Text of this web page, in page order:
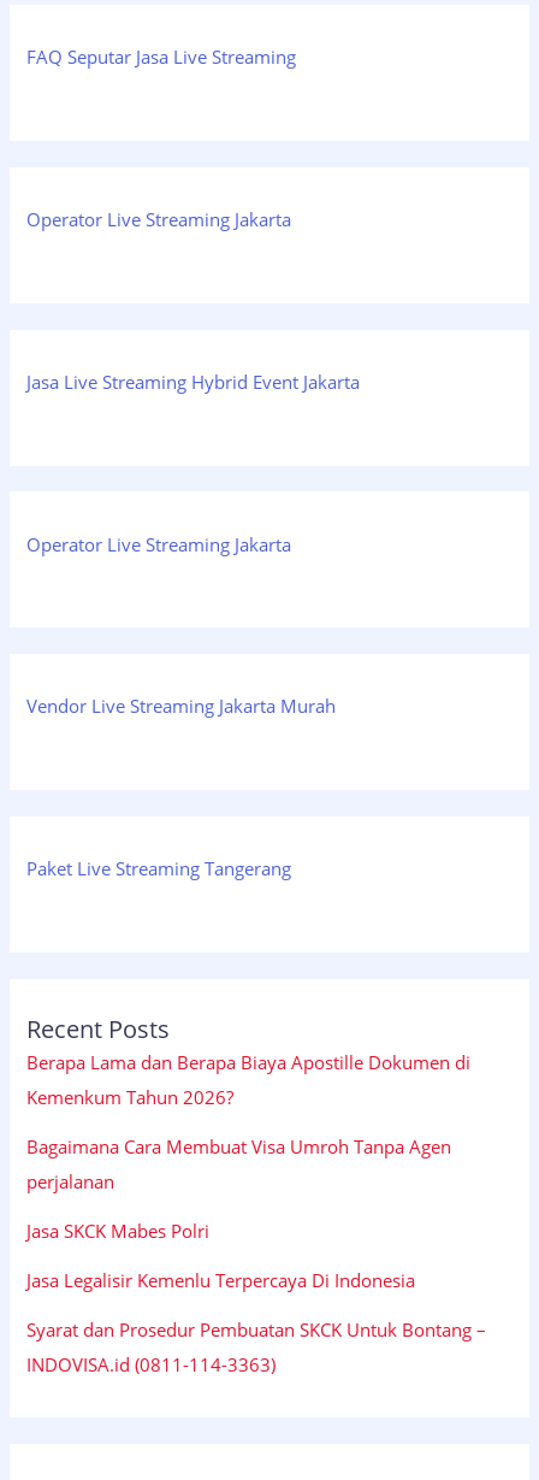
FAQ Seputar Jasa Live Streaming
Operator Live Streaming Jakarta
Jasa Live Streaming Hybrid Event Jakarta
Operator Live Streaming Jakarta
Vendor Live Streaming Jakarta Murah
Paket Live Streaming Tangerang
Recent Posts
Berapa Lama dan Berapa Biaya Apostille Dokumen di
Kemenkum Tahun 2026?
Bagaimana Cara Membuat Visa Umroh Tanpa Agen
perjalanan
Jasa SKCK Mabes Polri
Jasa Legalisir Kemenlu Terpercaya Di Indonesia
Syarat dan Prosedur Pembuatan SKCK Untuk Bontang –
INDOVISA.id (0811-114-3363)